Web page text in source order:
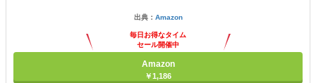
出典： Amazon
毎日お得なタイム
セール開催中
Amazon
￥1,186